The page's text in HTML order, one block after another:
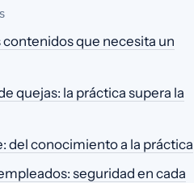
que necesita un
quejas: la práctica supera la
del conocimiento a la práctica
seguridad en cada